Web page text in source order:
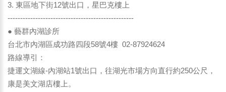
3. 東區地下街12號出口，星巴克樓上
--------------------------------------------------
● 藝群內湖診所
台北市內湖區成功路四段58號4樓 02-87924624
路線導引：
捷運文湖線-內湖站1號出口，往湖光市場方向直行約250公尺，
康是美文湖店樓上。